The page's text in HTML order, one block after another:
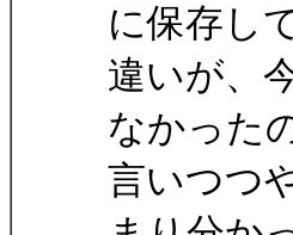
に保存し
違いが、
なかった
言いつつ